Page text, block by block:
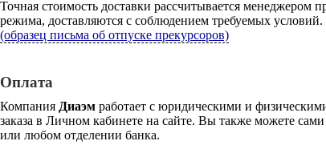
Точная стоимость доставки рассчитывается менеджером
режима, доставляются с соблюдением требуемых
(образец письма об отпуске прекурсоров)
Оплата
Компания Диаэм работает с юридическими и
заказа в Личном кабинете на сайте. Вы также можете
или любом отделении банка.